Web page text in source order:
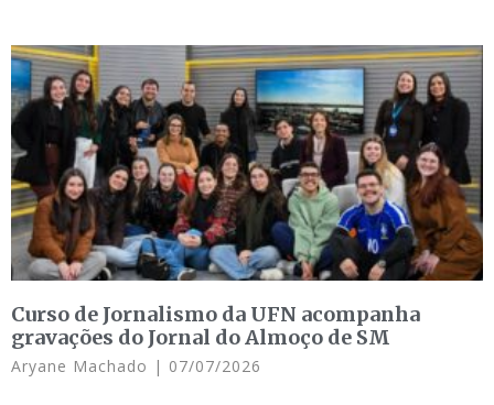
Curso de Jornalismo da UFN acompanha
gravações do Jornal do Almoço de SM
Aryane Machado 07/07/2026